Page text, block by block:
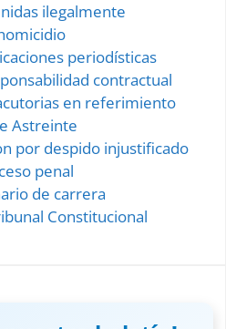
ilegalmente
periodísticas
contractual
en referimiento
Astreinte
por despido injustificado
penal
de carrera
Constitucional